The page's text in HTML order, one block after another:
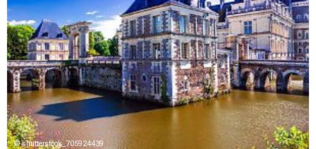
shutterstcok_705924439